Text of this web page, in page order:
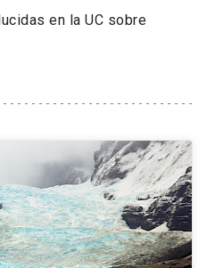
launch
en la UC sobre